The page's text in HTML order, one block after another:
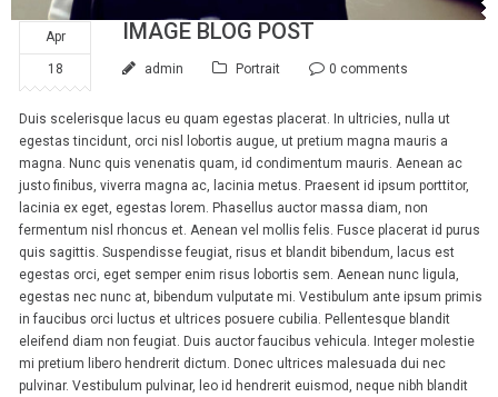
Apr
18
IMAGE BLOG POST
admin Portrait 0 comments
Duis scelerisque lacus eu quam egestas placerat. In ultricies, nulla ut
egestas tincidunt, orci nisl lobortis augue, ut pretium magna mauris a
magna. Nunc quis venenatis quam, id condimentum mauris. Aenean ac
justo finibus, viverra magna ac, lacinia metus. Praesent id ipsum porttitor,
lacinia ex eget, egestas lorem. Phasellus auctor massa diam, non
fermentum nisl rhoncus et. Aenean vel mollis felis. Fusce placerat id purus
quis sagittis. Suspendisse feugiat, risus et blandit bibendum, lacus est
egestas orci, eget semper enim risus lobortis sem. Aenean nunc ligula,
egestas nec nunc at, bibendum vulputate mi. Vestibulum ante ipsum primis
in faucibus orci luctus et ultrices posuere cubilia. Pellentesque blandit
eleifend diam non feugiat. Duis auctor faucibus vehicula. Integer molestie
mi pretium libero hendrerit dictum. Donec ultrices malesuada dui nec
pulvinar. Vestibulum pulvinar, leo id hendrerit euismod, neque nibh blandit